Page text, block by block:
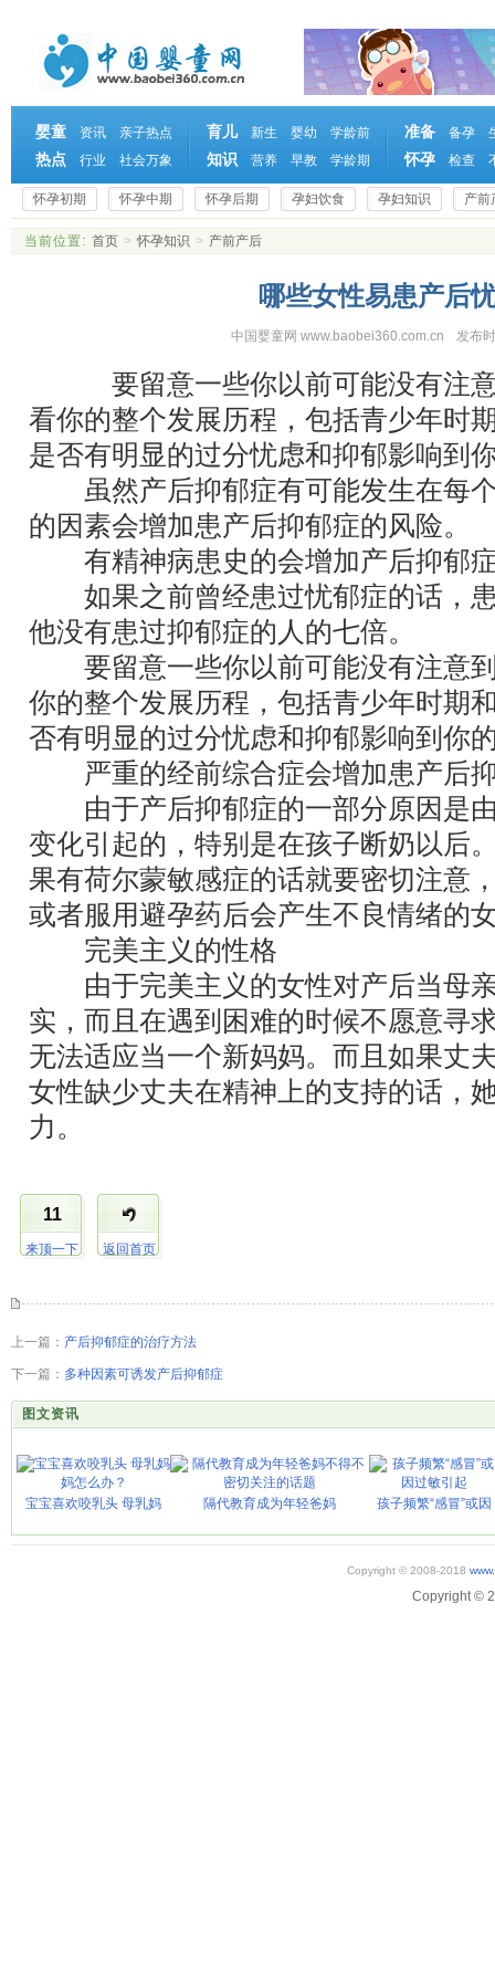
婴童
热点
资讯
亲子热点
行业
社会万象
育儿
知识
新生 婴幼
学龄前
营养
早教 学龄期
准备
怀孕
备孕
检查
怀孕初期 怀孕中期 怀孕后期 孕妇饮食 孕妇知识 产前
当前位置: 首页 > 怀孕知识 > 产前产后
哪些女性易患产后
中国婴童网 www.baobei360.com.cn 发布
要留意一些你以前可能没有注意
看你的整个发展历程，包括青少年时
是否有明显的过分忧虑和抑郁影响到
虽然产后抑郁症有可能发生在每个
的因素会增加患产后抑郁症的风险。
有精神病患史的会增加产后抑郁
如果之前曾经患过忧郁症的话，患
他没有患过抑郁症的人的七倍。
要留意一些你以前可能没有注意到
你的整个发展历程，包括青少年时期
否有明显的过分忧虑和抑郁影响到你
严重的经前综合症会增加患产后
由于产后抑郁症的一部分原因是由
变化引起的，特别是在孩子断奶以后
果有荷尔蒙敏感症的话就要密切注意
或者服用避孕药后会产生不良情绪的
完美主义的性格
由于完美主义的女性对产后当母亲
实，而且在遇到困难的时候不愿意寻
无法适应当一个新妈妈。而且如果丈
女性缺少丈夫在精神上的支持的话，
力。
11
来顶一下 返回首页
上一篇： 产后抑郁症的治疗方法
下一篇： 多种因素可诱发产后抑郁症
图文资讯
宝宝喜欢咬乳头 母乳妈 隔代教育成为年轻爸妈 孩子频繁“感冒”或因
Copyright © 2008-2018
Copyright ©